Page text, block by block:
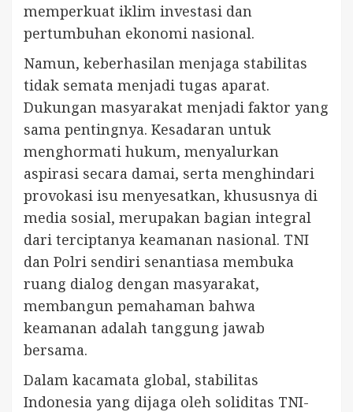
memperkuat iklim investasi dan
pertumbuhan ekonomi nasional.
Namun, keberhasilan menjaga stabilitas
tidak semata menjadi tugas aparat.
Dukungan masyarakat menjadi faktor yang
sama pentingnya. Kesadaran untuk
menghormati hukum, menyalurkan
aspirasi secara damai, serta menghindari
provokasi isu menyesatkan, khususnya di
media sosial, merupakan bagian integral
dari terciptanya keamanan nasional. TNI
dan Polri sendiri senantiasa membuka
ruang dialog dengan masyarakat,
membangun pemahaman bahwa
keamanan adalah tanggung jawab
bersama.
Dalam kacamata global, stabilitas
Indonesia yang dijaga oleh soliditas TNI-